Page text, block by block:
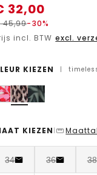
32,00
45,99-30%
incl. BTW excl.
KIEZEN |
KIEZEN |
34 36 38